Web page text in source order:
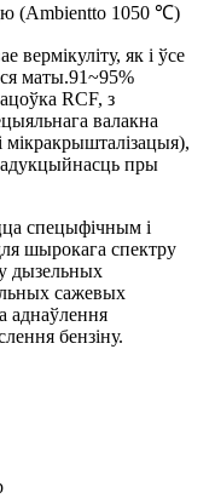
(Ambientto 1050 ℃)
як і ўсе
маты.91~95%
RCF, з
валакна
мікракрышталізацыя),
пры
спецыфічным і
шырокага спектру
дызельных
сажевых
аднаўлення
бензіну.